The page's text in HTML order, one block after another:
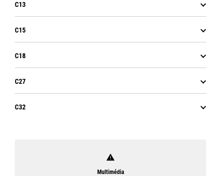
C13
C15
C18
C27
C32
warning
Multimédia